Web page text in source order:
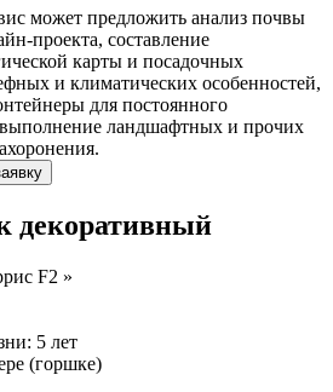
может предложить анализ почвы
проекта, составление
карты и посадочных
и климатических особенностей,
для постоянного
выполнение ландшафтных и прочих
декоративный
F2 »
5 лет
(горшке)